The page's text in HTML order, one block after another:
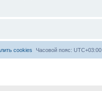
Часовой пояс: UTC+03:00
cookies